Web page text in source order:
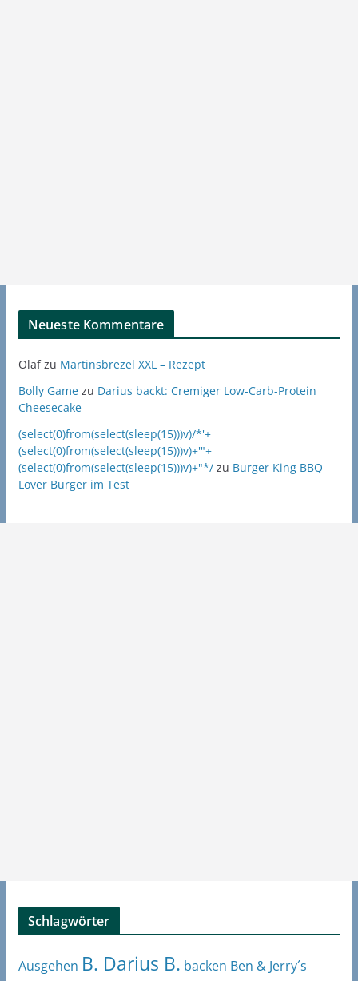
Neueste Kommentare
Olafzu Martinsbrezel XXL – Rezept
Bolly Gamezu Darius backt: Cremiger Low-Carb-Protein
Cheesecake
(select(0)from(select(sleep(15)))v)/*'+
(select(0)from(select(sleep(15)))v)+'"+
(select(0)from(select(sleep(15)))v)+"*/zu Burger King BBQ
Lover Burger im Test
Schlagwörter
Ausgehen B. Darius B. backen Ben & Jerry´s